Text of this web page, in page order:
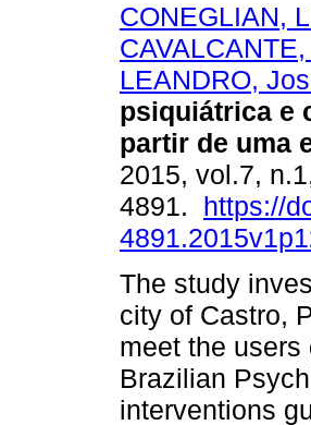
CONEGLIAN,
LEANDRO,
psiquiátrica e
partir de uma
2015, vol.7,
4891. https://
The study
city of Castro,
meet the
Brazilian
interventions